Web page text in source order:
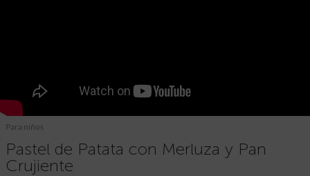
Para niños
Pastel de Patata con Merluza y Pan
Crujiente